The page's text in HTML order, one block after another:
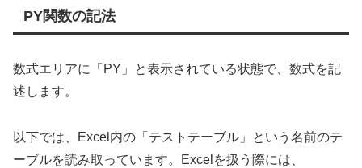
PY関数の記法
数式エリアに「PY」と表示されている状態で、数式を記
述します。
以下では、Excel内の「テストテーブル」という名前のテ
ーブルを読み取っています。Excelを扱う際には、